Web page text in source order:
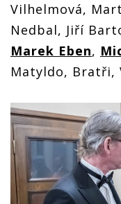
Vilhelmová,
Nedbal, Jiří
Marek Eben,
Matyldo, Bratři,